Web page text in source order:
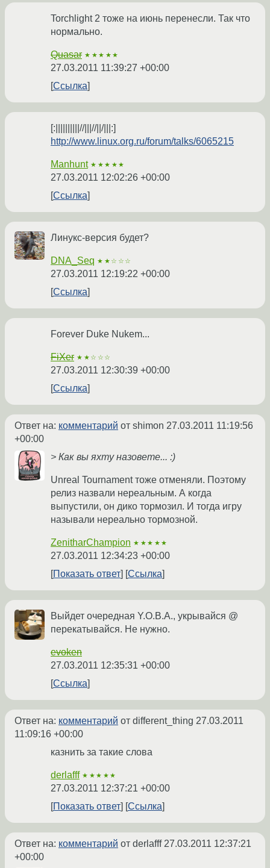
Torchlight 2 тоже на июнь перенесли. Так что
нормально.
Quasar ★★★★★
27.03.2011 11:39:27 +00:00
Ссылка
[:||||||||||//|||//||/|||:]
http://www.linux.org.ru/forum/talks/6065215
Manhunt ★★★★★
27.03.2011 12:02:26 +00:00
Ссылка
Линукс-версия будет?
DNA_Seq ★★☆☆☆
27.03.2011 12:19:22 +00:00
Ссылка
Forever Duke Nukem...
FiXer ★★☆☆☆
27.03.2011 12:30:39 +00:00
Ссылка
Ответ на: комментарий от shimon 27.03.2011 11:19:56
+00:00
> Как вы яхту назовете... :)
Unreal Tournament тоже отменяли. Поэтому
релиз назвали нереальным. А когда
выпустили, он дико тормозил. И тогда игру
называли нереально тормозной.
ZenitharChampion ★★★★★
27.03.2011 12:34:23 +00:00
Показать ответ
Ссылка
Выйдет очередная Y.O.B.A., укрывайся @
перекатывайся. Не нужно.
evoken
27.03.2011 12:35:31 +00:00
Ссылка
Ответ на: комментарий от different_thing 27.03.2011
11:09:16 +00:00
казнить за такие слова
derlafff ★★★★★
27.03.2011 12:37:21 +00:00
Показать ответ
Ссылка
Ответ на: комментарий от derlafff27.03.2011 12:37:21
+00:00